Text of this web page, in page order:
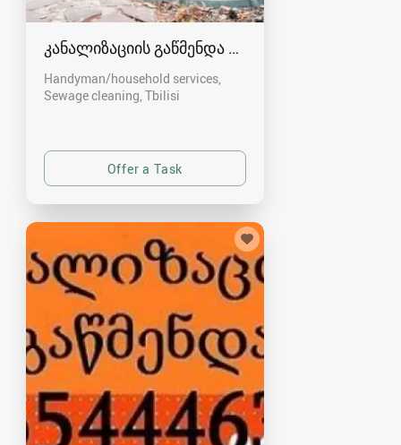
კანალიზაციის გაწმენდა თბილისი 557554000
Handyman/household services,
Sewage cleaning Tbilisi